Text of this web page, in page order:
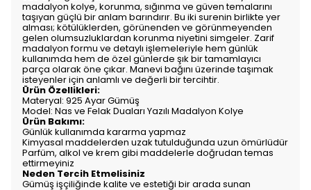
madalyon kolye, korunma, sığınma ve güven temalarını
taşıyan güçlü bir anlam barındırır. Bu iki surenin birlikte yer
alması; kötülüklerden, görünenden ve görünmeyenden
gelen olumsuzluklardan korunma niyetini simgeler. Zarif
madalyon formu ve detaylı işlemeleriyle hem günlük
kullanımda hem de özel günlerde şık bir tamamlayıcı
parça olarak öne çıkar. Manevi bağını üzerinde taşımak
isteyenler için anlamlı ve değerli bir tercihtir.
Ürün Özellikleri:
Materyal: 925 Ayar Gümüş
Model: Nas ve Felak Duaları Yazılı Madalyon Kolye
Ürün Bakımı:
Günlük kullanımda kararma yapmaz
Kimyasal maddelerden uzak tutulduğunda uzun ömürlüdür
Parfüm, alkol ve krem gibi maddelerle doğrudan temas
ettirmeyiniz
Neden Tercih Etmelisiniz
Gümüş işçiliğinde kalite ve estetiği bir arada sunan